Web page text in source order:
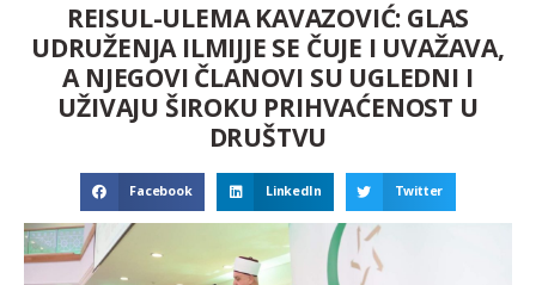
REISUL-ULEMA KAVAZOVIĆ: GLAS
UDRUŽENJA ILMIJJE SE ČUJE I UVAŽAVA,
A NJEGOVI ČLANOVI SU UGLEDNI I
UŽIVAJU ŠIROKU PRIHVAĆENOST U
DRUŠTVU
Facebook LinkedIn Twitter